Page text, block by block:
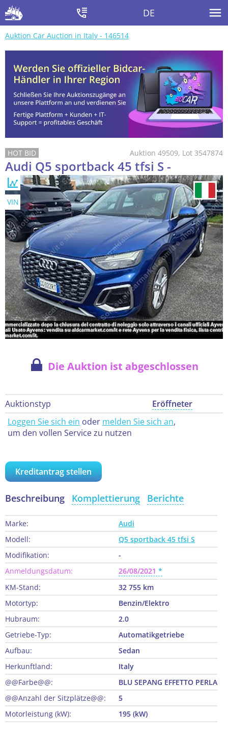
DE
Auktion Car Auction in Italy - 146514
Auktion 49509, Lot 3547874
Audi Q5 sportback 45 tfsi S -
VIN
Die Auktion ist abgeschlossen
Auktionstyp
Eröffneter
Loggen Sie sich ein oder melden Sie sich an,
um den vollen Service zu nutzen
Kreditantrag stellen
Beschreibung Komplettierung Berichte
Marke:
Audi
Modell:
Q5 sportback 45 tfsi S
Modifikation:
-
Anmeldungsdatum:
26/08/2021
KM-Stand:
32 755 km
Motortyp:
Benzin/Elektro
Hubraum:
2.0
Getriebe-Typ:
Automatikgetriebe
Aufbau:
Sedan
Herkunftland:
Italy
@@Farbe@@:
BLU SEPANG EFFETTO PERLA
@@Anzahl der Sitzplätze@@:
5
Motorleistung (kW):
195 (kW)